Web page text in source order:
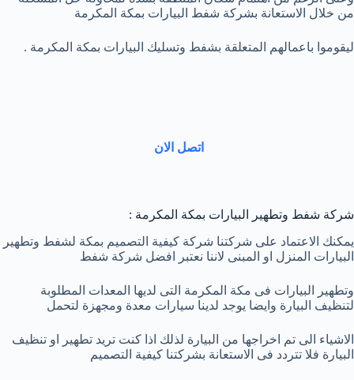
من خلال الاستعانة بشركة شفط البيارات بمكة المكرمة
ليقوموا باعمالهم المتعلقة بشفط وتسليك البيارات بمكة المكرمة .
اتصل الان
شركة شفط وتطهير البيارات بمكة المكرمة :
يمكنك الاعتماد على شركتنا شركة كيفية التصميم بمكة لشفط وتطهير
البيارات المنزل او المبنى لاننا نعتبر افضل شركة شفط
وتطهير البيارات فى مكة المكرمة التى لديها المعدات المطلوبة
لتنظيف البيارة وايضا يوجد لدينا سيارات معدة ومجهزة لتحمل
الاشياء الى تم اخراجها من البيارة لذلك اذا كنت تريد تطهير او تنظيف
البيارة فلا تتردد فى الاستعانة بشركتنا كيفية التصميم